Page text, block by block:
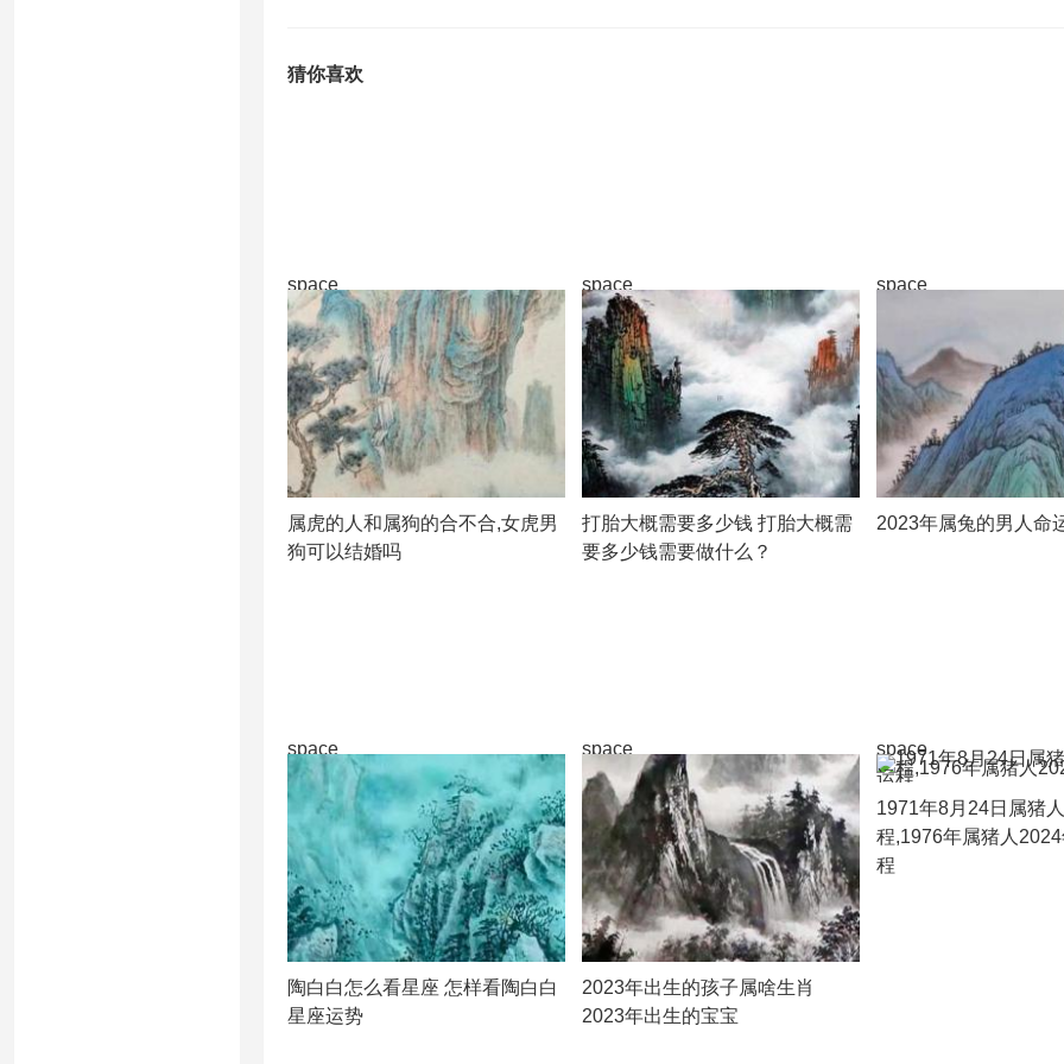
猜你喜欢
space
属虎的人和属狗的合不合,女虎男
狗可以结婚吗
space
打胎大概需要多少钱 打胎大概需
要多少钱需要做什么？
space
2023年属兔的男人命
space
陶白白怎么看星座 怎样看陶白白
星座运势
space
2023年出生的孩子属啥生肖
2023年出生的宝宝
space
1971年8月24日属猪
程,1976年属猪人
程